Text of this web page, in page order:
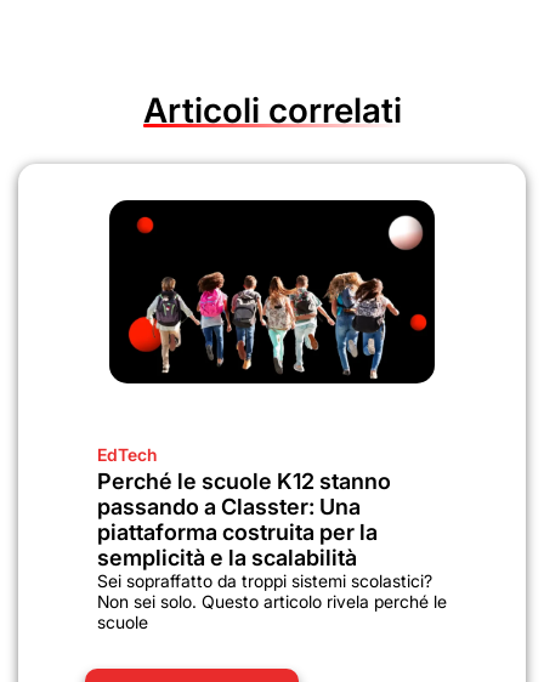
Articoli correlati
EdTech
Perché le scuole K12 stanno
passando a Classter: Una
piattaforma costruita per la
semplicità e la scalabilità
Sei sopraffatto da troppi sistemi scolastici?
Non sei solo. Questo articolo rivela perché le
scuole